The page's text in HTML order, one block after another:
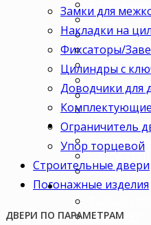
В зал
В
В коридор
В кладовку
В офис
В коттедж
Для дачи
Ценовая
Двери
Двери
Двери
Комплектация
Комплект
Замки для
Накладки на
Фиксаторы/
Цилиндры с
Доводчики для
Ограничитель
Упор торцевой
Строительные двери
Погонажные изделия
ДВЕРИ ПО ПАРАМЕТРАМ